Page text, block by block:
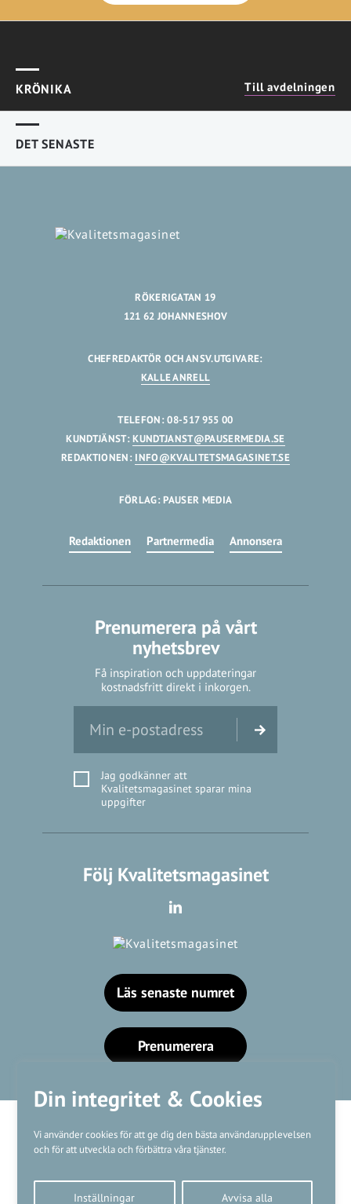
Din integritet & Cookies
Vi använder cookies för att ge dig den bästa användarupplevelsen
och för att utveckla och förbättra våra tjänster.
Inställningar Avvisa alla
KRÖNIKA Till avdelningen
DET SENASTE
RÖKERIGATAN 19
121 62 JOHANNESHOV
CHEFREDAKTÖR OCH ANSV.UTGIVARE:
KALLE ANRELL
TELEFON: 08-517 955 00
KUNDTJÄNST:KUNDTJANST@PAUSERMEDIA.SE
REDAKTIONEN: INFO@KVALITETSMAGASINET.SE
FÖRLAG: PAUSER MEDIA
Redaktionen Partnermedia Annonsera
Prenumerera på vårt
nyhetsbrev
Få inspiration och uppdateringar
kostnadsfritt direkt i inkorgen.
Jag godkänner att
Kvalitetsmagasinet sparar mina
uppgifter
Följ Kvalitetsmagasinet
Läs senaste numret
Prenumerera